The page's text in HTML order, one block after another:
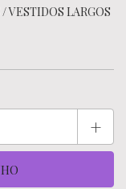
/VESTIDOS LARGOS
+